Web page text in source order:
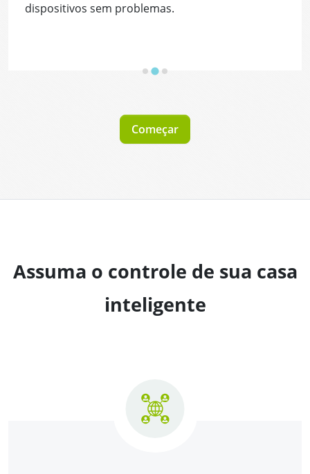
dispositivos sem problemas.
Começar
Assuma o controle de sua casa
inteligente